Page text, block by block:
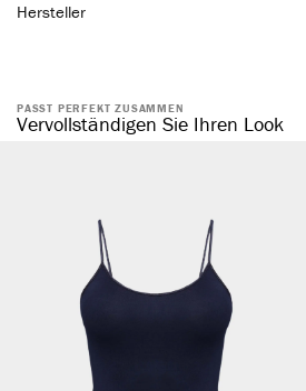
hochwertiger, feiner Bundabschluss
ohne störende Seitennähte
Hersteller
PASST PERFEKT ZUSAMMEN
Vervollständigen Sie Ihren Look